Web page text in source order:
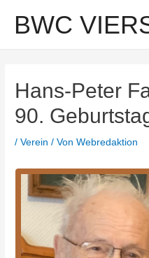
Inhalt
springen
BWC
Hans-Peter
90.
/Verein / VonWebredaktion